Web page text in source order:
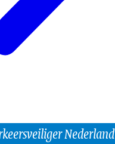
Nederland